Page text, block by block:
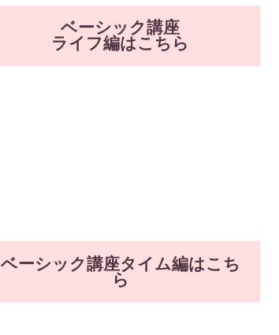
ベーシック講座
ライフ編はこちら
ベーシック講座タイム編はこち
ら